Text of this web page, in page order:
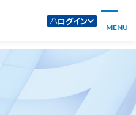
ログイン
MENU